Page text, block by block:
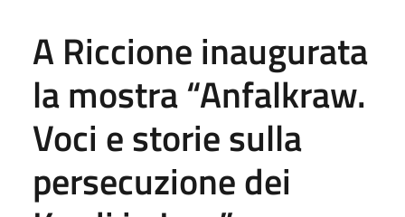
A Riccione inaugurata
la mostra “Anfalkraw.
Voci e storie sulla
persecuzione dei